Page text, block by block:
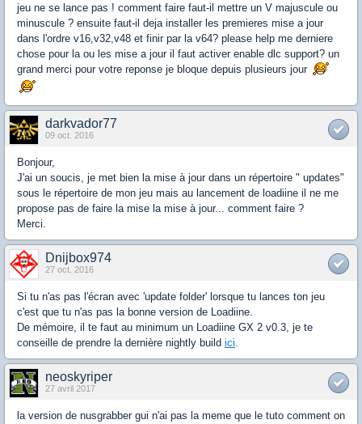
jeu ne se lance pas ! comment faire faut-il mettre un V majuscule ou
minuscule ? ensuite faut-il deja installer les premieres mise a jour
dans l'ordre v16,v32,v48 et finir par la v64? please help me derniere
chose pour la ou les mise a jour il faut activer enable dlc support? un
grand merci pour votre reponse je bloque depuis plusieurs jour
darkvador77
09 oct. 2016
Bonjour,
J'ai un soucis, je met bien la mise à jour dans un répertoire " updates"
sous le répertoire de mon jeu mais au lancement de loadiine il ne me
propose pas de faire la mise la mise à jour... comment faire ?
Merci.
Dnijbox974
27 oct. 2016
Si tu n'as pas l'écran avec 'update folder' lorsque tu lances ton jeu
c'est que tu n'as pas la bonne version de Loadiine.
De mémoire, il te faut au minimum un Loadiine GX 2 v0.3, je te
conseille de prendre la dernière nightly build ici.
neoskyriper
27 avril 2017
la version de nusgrabber gui n'ai pas la meme que le tuto comment on